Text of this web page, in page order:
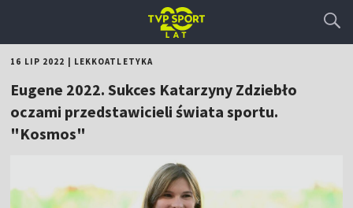
16 LIP 2022 LEKKOATLETYKA
Eugene 2022. Sukces Katarzyny Zdziebło
oczami przedstawicieli świata sportu.
"Kosmos"